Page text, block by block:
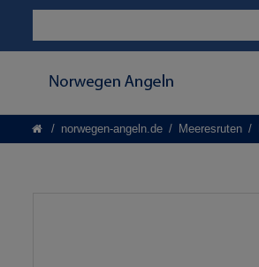
norwegen-angeln.de Meeresruten